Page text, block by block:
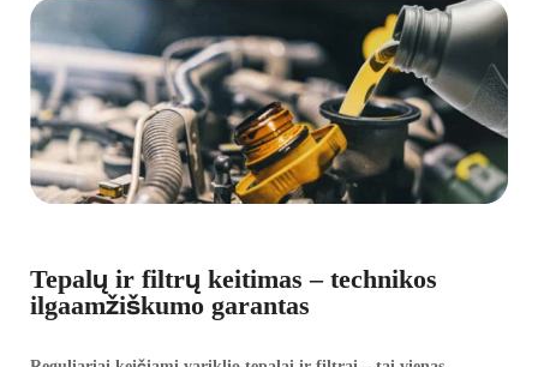
Tepalų ir filtrų keitimas – technikos
ilgaamžiškumo garantas